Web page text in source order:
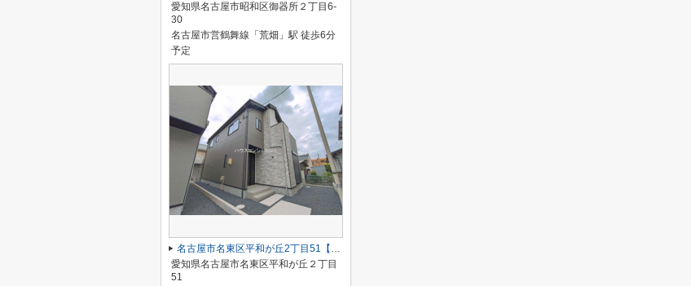
愛知県名古屋市昭和区御器所２丁目6-
30
名古屋市営鶴舞線「荒畑」駅 徒歩6分
予定
名古屋市名東区平和が丘2丁目51【仲介手数料無料】新築一戸建て 2号棟
愛知県名古屋市名東区平和が丘２丁目
51